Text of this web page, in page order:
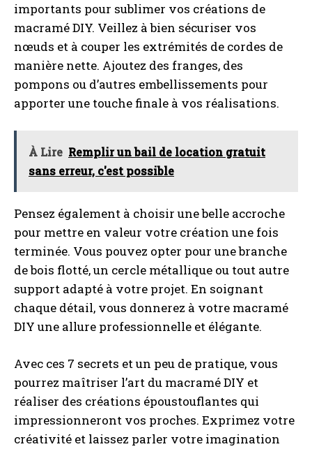
importants pour sublimer vos créations de
macramé DIY. Veillez à bien sécuriser vos
nœuds et à couper les extrémités de cordes de
manière nette. Ajoutez des franges, des
pompons ou d’autres embellissements pour
apporter une touche finale à vos réalisations.
À Lire Remplir un bail de location gratuit
sans erreur, c'est possible
Pensez également à choisir une belle accroche
pour mettre en valeur votre création une fois
terminée. Vous pouvez opter pour une branche
de bois flotté, un cercle métallique ou tout autre
support adapté à votre projet. En soignant
chaque détail, vous donnerez à votre macramé
DIY une allure professionnelle et élégante.
Avec ces 7 secrets et un peu de pratique, vous
pourrez maîtriser l’art du macramé DIY et
réaliser des créations époustouflantes qui
impressionneront vos proches. Exprimez votre
créativité et laissez parler votre imagination